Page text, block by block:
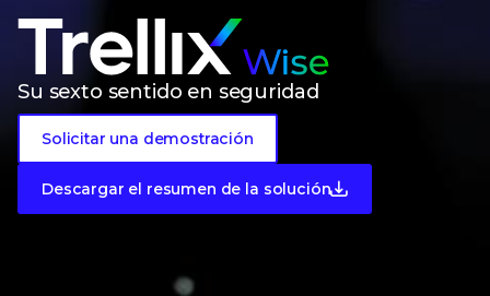
Presentamos Trellix Wise
Su sexto sentido en seguridad
Solicitar una demostración
Descargar el resumen de la solución